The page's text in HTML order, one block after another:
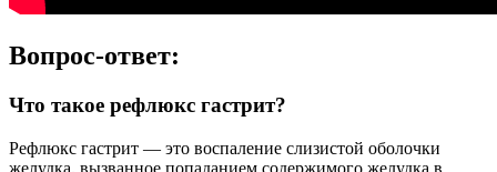
Вопрос-ответ:
Что такое рефлюкс гастрит?
Рефлюкс гастрит — это воспаление слизистой оболочки
желудка, вызванное попаданием содержимого желудка в